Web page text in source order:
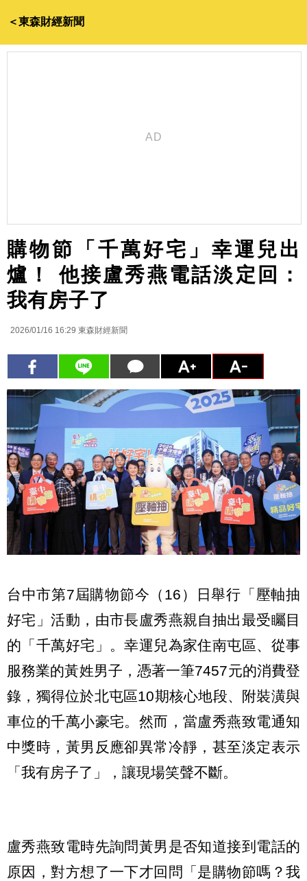
＜東森財經新聞
購物節「千萬好宅」幸運兒出
爐！ 他接盧秀燕電話淡定回：
我有房子了
2026/01/16 16:29 東森財經新聞
台中市第7屆購物節今（16）日舉行「壓軸抽
好宅」活動，由市長盧秀燕親自抽出最受矚目
的「千萬好宅」。幸運兒為家住南屯區、從事
服務業的黃姓男子，憑著一筆7457元的消費登
錄，獨得位於北屯區10期核心地段、附裝潢與
車位的千萬小豪宅。然而，當盧秀燕致電通知
中獎時，黃男反應卻異常冷靜，甚至淡定表示
「我有房子了」，讓現場笑聲不斷。
盧秀燕致電時先詢問黃男是否知道接到電話的
原因，對方想了一下才回問「是購物節嗎？我